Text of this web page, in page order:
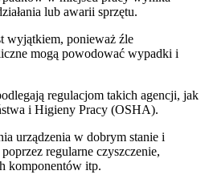
lub awarii sprzętu.
wyjątkiem, ponieważ źle
mogą powodować wypadki i
regulacjom takich agencji, jak
i Higieny Pracy (OSHA).
urządzenia w dobrym stanie i
regularne czyszczenie,
komponentów itp.